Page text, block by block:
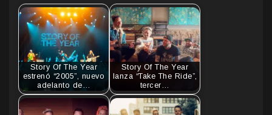
Story Of The Year
estrenó “2005”, nuevo
adelanto de…
Story Of The Year
lanza “Take The Ride”,
tercer…